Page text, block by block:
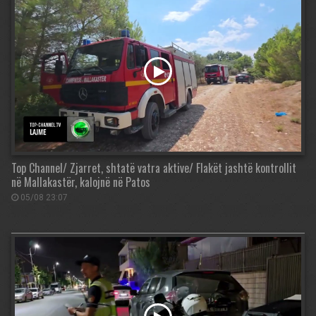
Top Channel/ Zjarret, shtatë vatra aktive/ Flakët jashtë kontrollit
në Mallakastër, kalojnë në Patos
05/08 23:07